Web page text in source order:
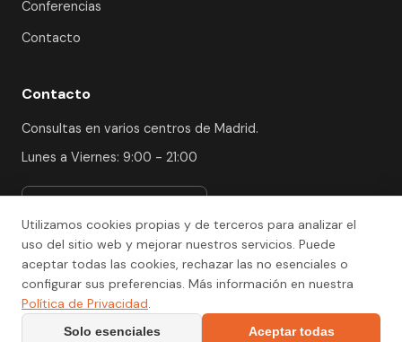
Conferencias
Contacto
Contacto
Consultas en varios centros de Madrid.
Lunes a Viernes: 9:00 - 21:00
© 2026 Dr. Carlos Balmori - doctorbalmori.com. Todos los
derechos reservados.
Aviso LegalPrivacidad Protección de Datos
Utilizamos cookies propias y de terceros para analizar el
uso del sitio web y mejorar nuestros servicios. Puede
aceptar todas las cookies, rechazar las no esenciales o
configurar sus preferencias. Más información en nuestra
Política de Privacidad.
Solo esenciales Aceptar todas